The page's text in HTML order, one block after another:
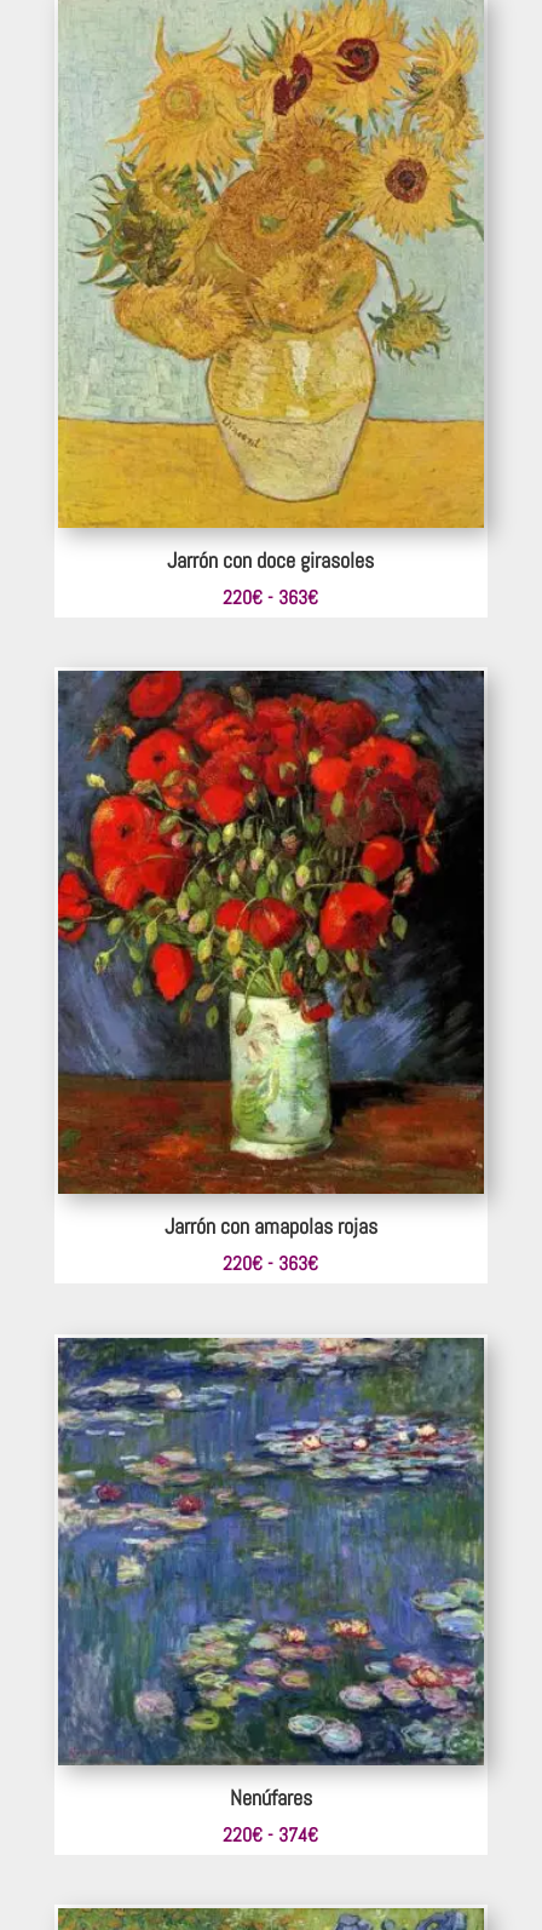
desde
275€
hasta
451€
Jarrón con doce girasoles
220€ - 363€Rango
desde
220€
hasta
363€
Jarrón con amapolas rojas
220€ - 363€Rango
desde
220€
hasta
363€
Nenúfares
220€ - 374€Rango